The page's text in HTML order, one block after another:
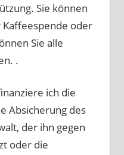
Sie können
oder
Sie alle
.
ich die
Absicherung des
der ihn gegen
oder die